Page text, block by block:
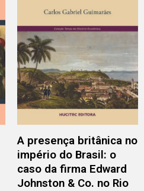
A presença britânica no
império do Brasil: o
caso da firma Edward
Johnston & Co. no Rio